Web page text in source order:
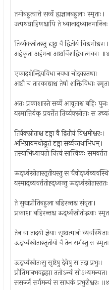
तमोबहुत्वात्ते सर्व्वे ह्यज्ञानबहुलाः स्मृताः।
उत्पथग्राहिणश्चापि ते
तिर्य्यक्स्रोतस्तु दृष्ट्वा वै द्वितीयं विश्वमीश्वरः।
अहंकृता अहंमना अष्टाविंशद्विधात्मकाः
एकादशेन्द्रियविधा नवधा चोदयस्तथा।
अष्टौ च तारकाद्याश्च तेषां शक्तिविधाः
अतः प्रकाशास्ते सर्व्वे आवृताश्च बहिः
यस्मात्तिर्यक् प्रवर्त्तेत तिर्य्यक्स्रोताः स
तिर्यक्स्रोताश्च दृष्ट्वा वै द्वितीयं विश्वमीश्वरः।
अभिप्रायमथोद्धूतं दृष्ट्वा सर्व्वन्तथाभिधम्।
तस्याभिध्यायतो नित्यं सात्त्विकः
ऊर्द्ध्वस्रोतास्तृतीयस्तु स
यस्माद्व्यवर्त्ततोह्द्ध्वन्तु
ते सुखप्रीतिबहुला बहिरन्तश्च संवृता।
प्रकाशा बहिरन्तश्च ऊर्द्ध्वस्रोतोद्भवाः
तेन वा तादयो ज्ञेयाः सृष्टात्मानो
ऊर्द्ध्वस्रोतास्तृतीयो वै तेन सर्गस्तु स
ऊर्द्ध्वस्रोतःसु सृष्टेषु देवेषु स तदा प्रभुः।
प्रीतिमानभवद्ब्रह्मा ततोऽन्यं सोऽभ्यमन्यत।
ससर्ज्ज सर्गमन्यं स साधकं प्रभुरीश्वरः